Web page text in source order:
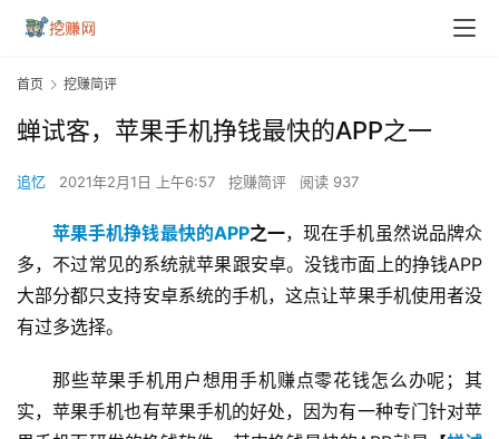
首页 挖赚简评
蝉试客，苹果手机挣钱最快的APP之一
追忆 2021年2月1日 上午6:57 挖赚简评 阅读 937
苹果手机挣钱最快的APP之一，现在手机虽然说品牌众
多，不过常见的系统就苹果跟安卓。没钱市面上的挣钱APP
大部分都只支持安卓系统的手机，这点让苹果手机使用者没
有过多选择。
那些苹果手机用户想用手机赚点零花钱怎么办呢；其
实，苹果手机也有苹果手机的好处，因为有一种专门针对苹